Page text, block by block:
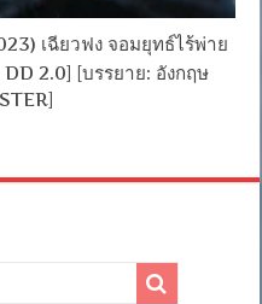
เฉียวฟง จอมยุทธ์ไร้พ่าย
2.0] [บรรยาย: อังกฤษ